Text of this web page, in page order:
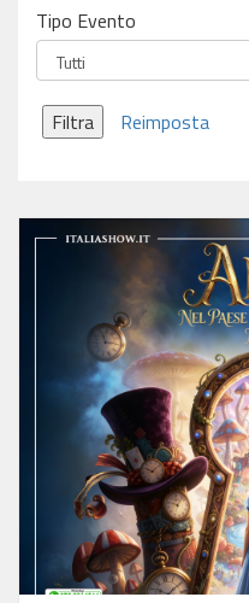
Tipo Evento
Filtra Reimposta